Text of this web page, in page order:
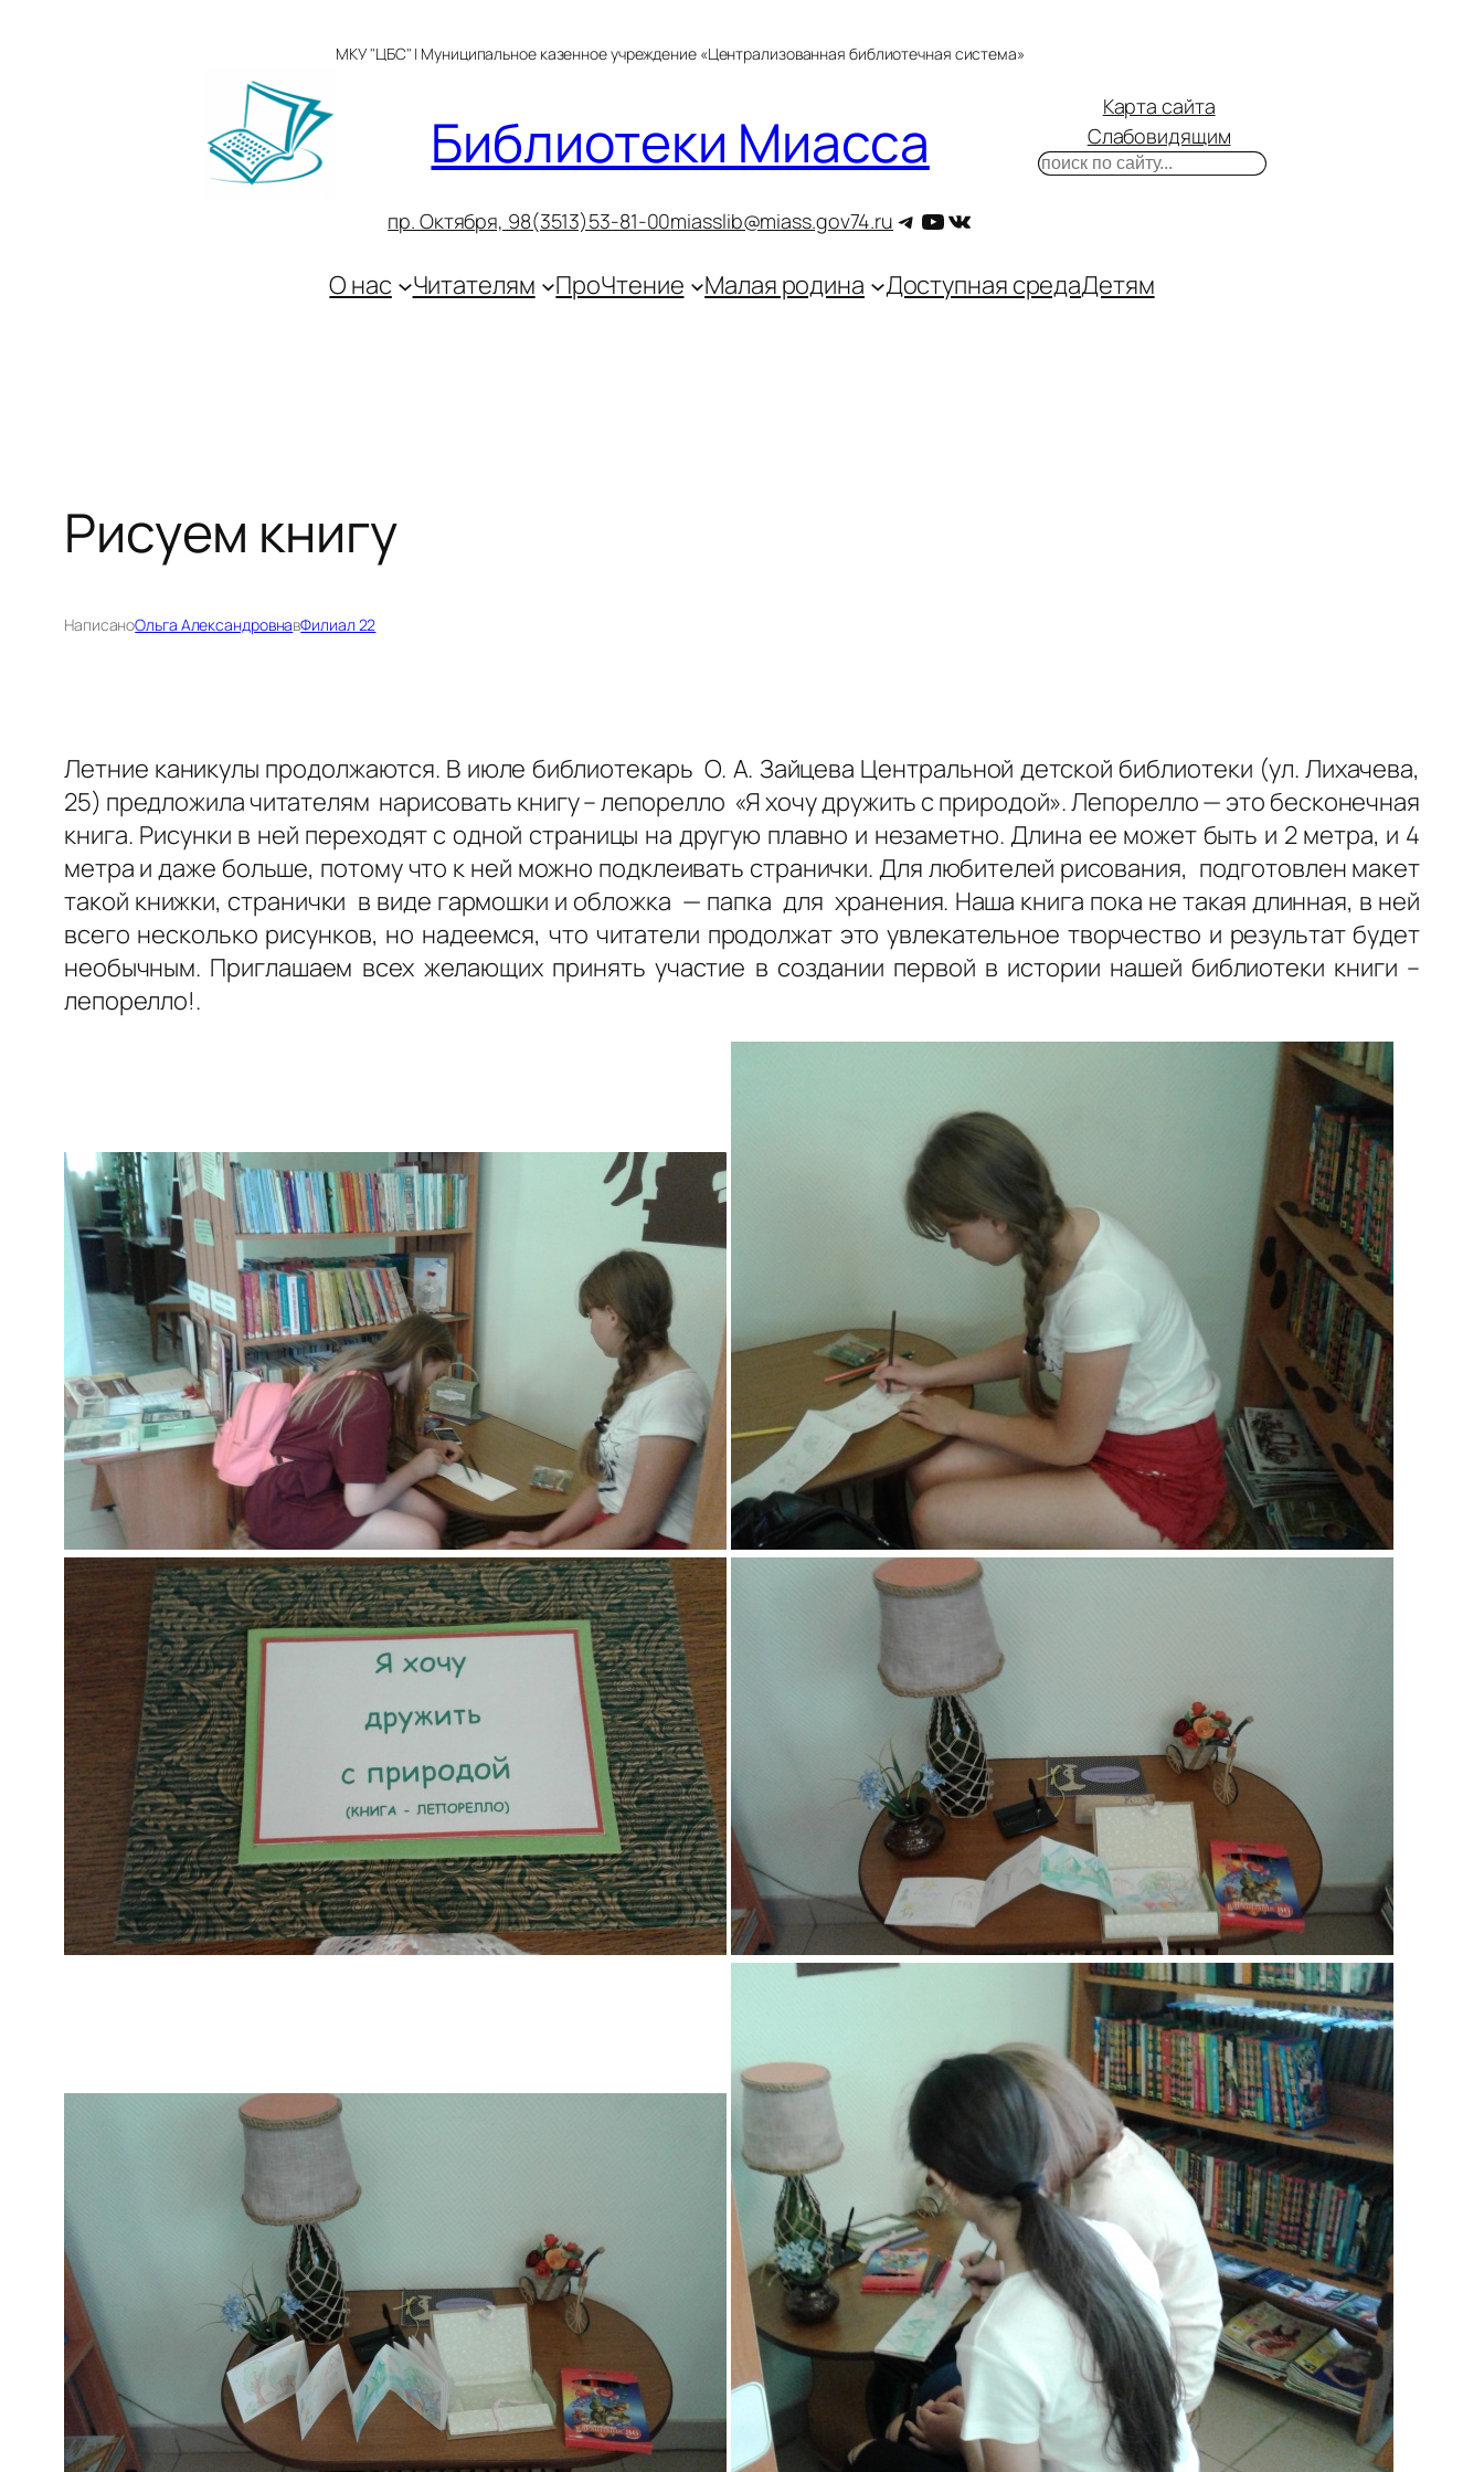
МКУ "ЦБС" | Муниципальное казенное учреждение «Централизованная библиотечная система»
Библиотеки Миасса
пр. Октября, 98(3513)53-81-00miasslib@miass.gov74.ru Telegram
YouTube
ВКонтакте
Карта сайта
Слабовидящим
Поиск
О нас Читателям ПроЧтение Малая родина Доступная средаДетям
Рисуем книгу
НаписаноОльга АлександровнавФилиал 22
Летние каникулы продолжаются. В июле библиотекарь О. А. Зайцева Центральной детской библиотеки (ул. Лихачева,
25) предложила читателям нарисовать книгу – лепорелло «Я хочу дружить с природой». Лепорелло — это бесконечная
книга. Рисунки в ней переходят с одной страницы на другую плавно и незаметно. Длина ее может быть и 2 метра, и 4
метра и даже больше, потому что к ней можно подклеивать странички. Для любителей рисования, подготовлен макет
такой книжки, странички в виде гармошки и обложка — папка для хранения. Наша книга пока не такая длинная, в ней
всего несколько рисунков, но надеемся, что читатели продолжат это увлекательное творчество и результат будет
необычным. Приглашаем всех желающих принять участие в создании первой в истории нашей библиотеки книги –
лепорелло!.